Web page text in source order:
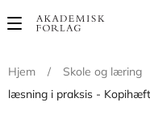
Main
Hjem
/ Skole og læring
læsning i praksis -